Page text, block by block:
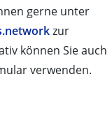
gerne unter
zur
können Sie auch
verwenden.